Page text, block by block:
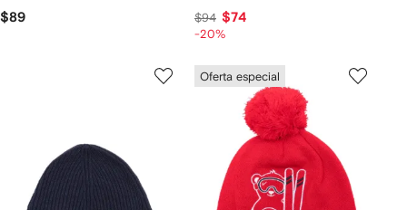
$89 $94 $74
-20%
Oferta especial